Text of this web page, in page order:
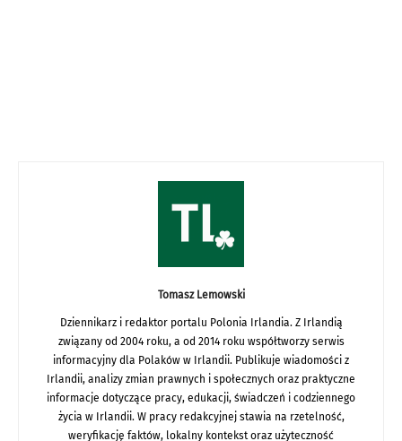
Tomasz Lemowski
Dziennikarz i redaktor portalu Polonia Irlandia. Z Irlandią
związany od 2004 roku, a od 2014 roku współtworzy serwis
informacyjny dla Polaków w Irlandii. Publikuje wiadomości z
Irlandii, analizy zmian prawnych i społecznych oraz praktyczne
informacje dotyczące pracy, edukacji, świadczeń i codziennego
życia w Irlandii. W pracy redakcyjnej stawia na rzetelność,
weryfikację faktów, lokalny kontekst oraz użyteczność